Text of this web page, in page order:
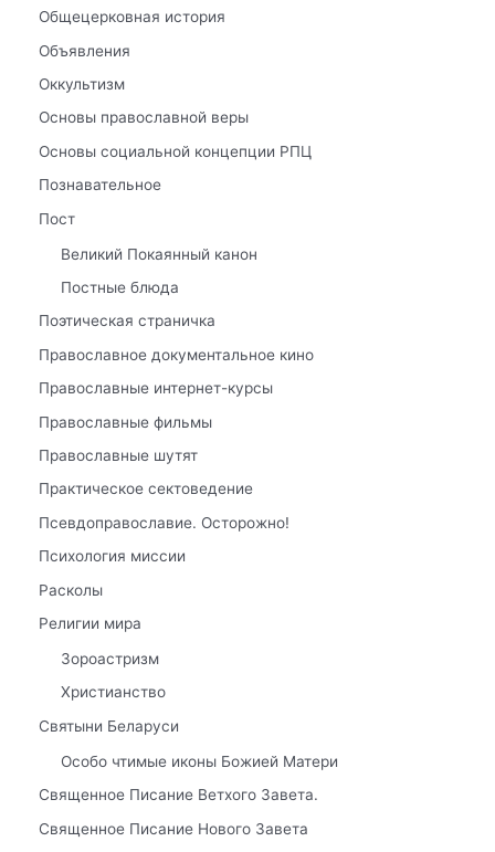
Общецерковная история
Объявления
Оккультизм
Основы православной веры
Основы социальной концепции РПЦ
Познавательное
Пост
Великий Покаянный канон
Постные блюда
Поэтическая страничка
Православное документальное кино
Православные интернет-курсы
Православные фильмы
Православные шутят
Практическое сектоведение
Псевдоправославие. Осторожно!
Психология миссии
Расколы
Религии мира
Зороастризм
Христианство
Святыни Беларуси
Особо чтимые иконы Божией Матери
Священное Писание Ветхого Завета.
Священное Писание Нового Завета